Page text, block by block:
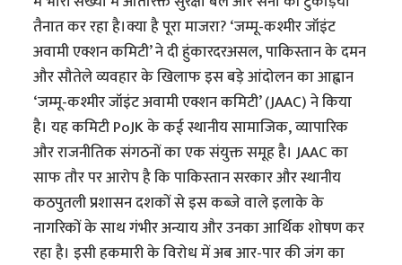
तैनात कर रहा है।क्या है पूरा माजरा? ‘जम्मू-कश्मीर जॉइंट
अवामी एक्शन कमिटी’ ने दी हुंकारदरअसल, पाकिस्तान के दमन
और सौतेले व्यवहार के खिलाफ इस बड़े आंदोलन का आह्वान
‘जम्मू-कश्मीर जॉइंट अवामी एक्शन कमिटी’ (JAAC) ने किया
है। यह कमिटी PoJK के कई स्थानीय सामाजिक, व्यापारिक
और राजनीतिक संगठनों का एक संयुक्त समूह है। JAAC का
साफ तौर पर आरोप है कि पाकिस्तान सरकार और स्थानीय
कठपुतली प्रशासन दशकों से इस कब्जे वाले इलाके के
नागरिकों के साथ गंभीर अन्याय और उनका आर्थिक शोषण कर
रहा है। इसी हकमारी के विरोध में अब आर-पार की जंग का